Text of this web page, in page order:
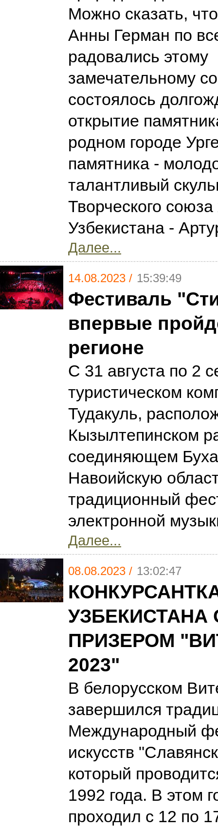
Можно сказать,
Анны Герман по
радовались этому
замечательному
состоялось
открытие
родном городе
памятника -
талантливый
Творческого
Узбекистана -
Далее...
14.08.2023 / 15:39:49
Фестиваль
впервые
регионе
С 31 августа по 2
туристическом
Тудакуль,
Кызылтепинском
соединяющем
Навоийскую
традиционный
электронной
Далее...
08.08.2023 / 13:02:47
УЗБЕКИСТАНА
ПРИЗЕРОМ
2023"
В белорусском
завершился
Международный
искусств
который
1992 года. В этом
проходил с 12 по